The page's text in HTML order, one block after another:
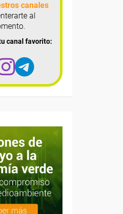
canales
al
canal favorito: